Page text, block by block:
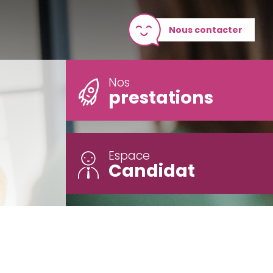
Nous contacter
Nos
prestations
Espace
Candidat